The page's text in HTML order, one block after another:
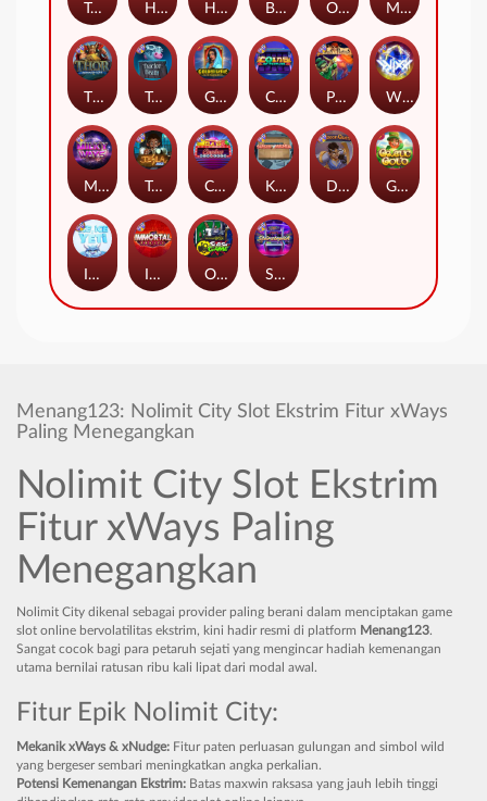
Manhattan Goes Wild
Tractor Beam
Casino Win Spin
Hot Nudge
Starstruck
Tomb of Akhenaten
Golden Genie And The Walking Wilds
Immortal Fruits
Tesla Jolt Dungeon Quest
Coins of Fortune WiXX
Outsourced: Slash Game
Bonus Bunnies
Hot 4 Cash Owls
Milky Ways Gaelic Gold
Kitchen Drama: Sushi Mania
Pixies vs Pirates
Thor: Hammer Time
Ice Ice Yeti
Menang123: Nolimit City Slot Ekstrim Fitur xWays
Paling Menegangkan
Nolimit City Slot Ekstrim
Fitur xWays Paling
Menegangkan
Nolimit City dikenal sebagai provider paling berani dalam menciptakan game
slot online bervolatilitas ekstrim, kini hadir resmi di platform Menang123.
Sangat cocok bagi para petaruh sejati yang mengincar hadiah kemenangan
utama bernilai ratusan ribu kali lipat dari modal awal.
Fitur Epik Nolimit City:
Mekanik xWays & xNudge: Fitur paten perluasan gulungan and simbol wild
yang bergeser sembari meningkatkan angka perkalian.
Potensi Kemenangan Ekstrim: Batas maxwin raksasa yang jauh lebih tinggi